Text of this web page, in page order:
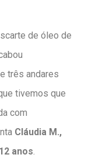
de óleo de
três andares
tivemos que
com
Cláudia M.,
anos.